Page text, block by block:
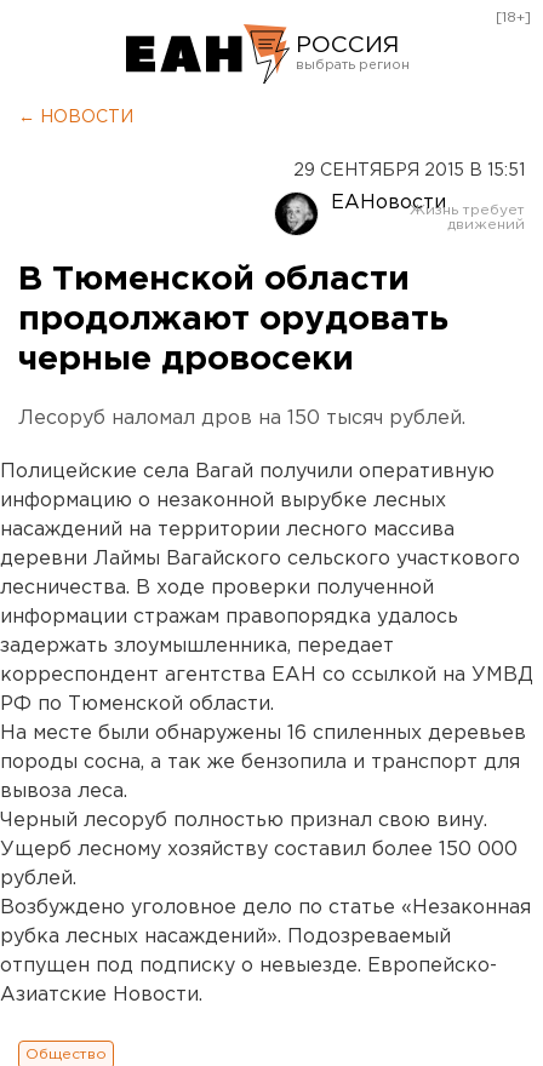
РОССИЯ
Оренбург
[18+]
← НОВОСТИ
29 СЕНТЯБРЯ 2015 В 15:51
ЕАНовости
В Тюменской области
продолжают орудовать
черные дровосеки
Лесоруб наломал дров на 150 тысяч рублей.
Полицейские села Вагай получили оперативную
информацию о незаконной вырубке лесных
насаждений на территории лесного массива
деревни Лаймы Вагайского сельского участкового
лесничества. В ходе проверки полученной
информации стражам правопорядка удалось
задержать злоумышленника, передает
корреспондент агентства ЕАН со ссылкой на УМВД
РФ по Тюменской области.
На месте были обнаружены 16 спиленных деревьев
породы сосна, а так же бензопила и транспорт для
вывоза леса.
Черный лесоруб полностью признал свою вину.
Ущерб лесному хозяйству составил более 150 000
рублей.
Возбуждено уголовное дело по статье «Незаконная
рубка лесных насаждений». Подозреваемый
отпущен под подписку о невыезде. Европейско-
Азиатские Новости.
Общество